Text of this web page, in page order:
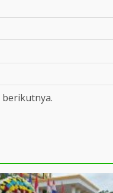
berikutnya.